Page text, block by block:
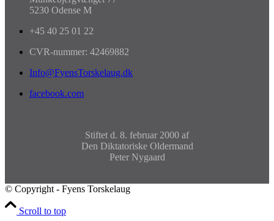
5230 Odense M
+45 40 25 01 22
CVR-nummer: 42469882
Info@FyensTorskelaug.dk
facebook.com
Stiftet d. 8. februar 2000 af
Den Diktatoriske Oldermand
Peter Nygaard
© Copyright - Fyens Torskelaug
Scroll to top